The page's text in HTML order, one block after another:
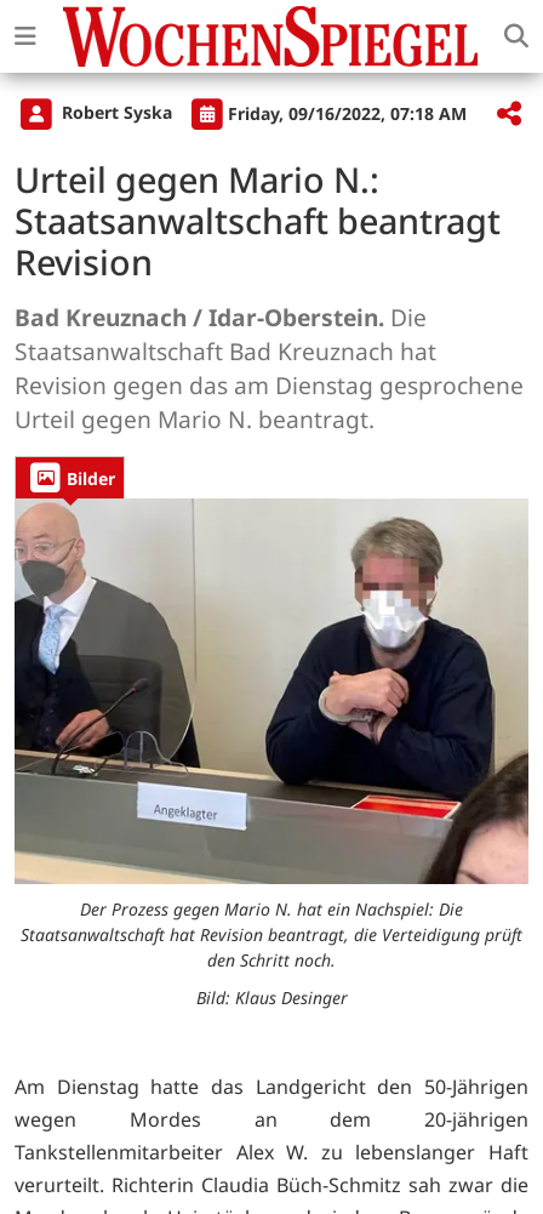
Robert Syska Friday, 09/16/2022, 07:18 AM
Urteil gegen Mario N.:
Staatsanwaltschaft beantragt
Revision
Bad Kreuznach / Idar-Oberstein. Die
Staatsanwaltschaft Bad Kreuznach hat
Revision gegen das am Dienstag gesprochene
Urteil gegen Mario N. beantragt.
Bilder
Der Prozess gegen Mario N. hat ein Nachspiel: Die
Staatsanwaltschaft hat Revision beantragt, die Verteidigung prüft
den Schritt noch.
Bild: Klaus Desinger
Am Dienstag hatte das Landgericht den 50-Jährigen
wegen Mordes an dem 20-jährigen
Tankstellenmitarbeiter Alex W. zu lebenslanger Haft
verurteilt. Richterin Claudia Büch-Schmitz sah zwar die